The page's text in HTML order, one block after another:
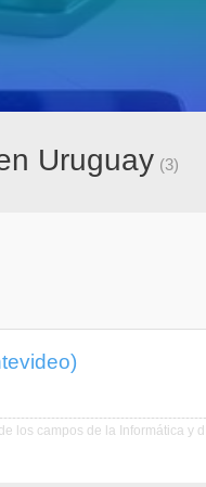
Uruguay (3)
los campos de la Informática y d